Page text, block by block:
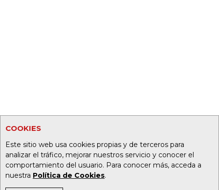
COOKIES
Este sitio web usa cookies propias y de terceros para
analizar el tráfico, mejorar nuestros servicio y conocer el
comportamiento del usuario. Para conocer más, acceda a
nuestra Política de Cookies.